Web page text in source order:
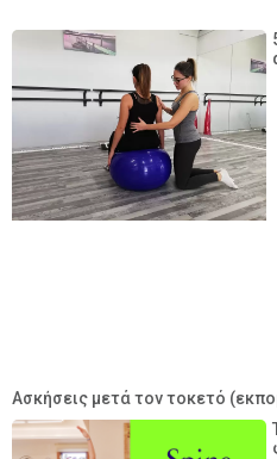
Ασκήσεις μετά τον τοκετό